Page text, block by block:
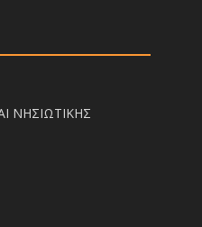
ΝΗΣΙΩΤΙΚΗΣ